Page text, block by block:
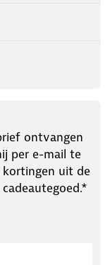
ontvangen
per e-mail te
kortingen uit de